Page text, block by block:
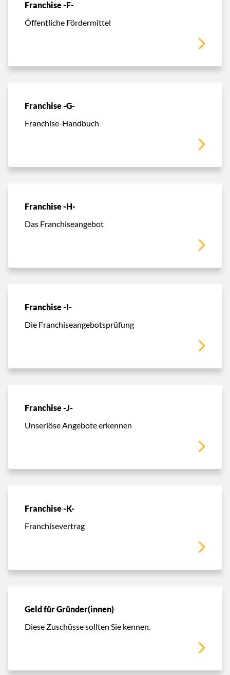
Franchise -F-
Öffentliche Fördermittel
Franchise -G-
Franchise-Handbuch
Franchise -H-
Das Franchiseangebot
Franchise -I-
Die Franchiseangebotsprüfung
Franchise -J-
Unseriöse Angebote erkennen
Franchise -K-
Franchisevertrag
Geld für Gründer(innen)
Diese Zuschüsse sollten Sie kennen.